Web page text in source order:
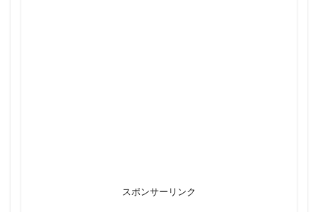
スポンサーリンク